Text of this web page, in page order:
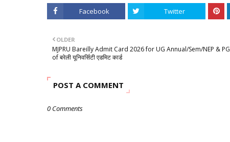
Facebook Twitter
OLDER
MJPRU Bareilly Admit Card 2026 for UG Annual/Sem/NEP & PG
of बरेली यूनिवर्सिटी एडमिट कार्ड
POST A COMMENT
0 Comments